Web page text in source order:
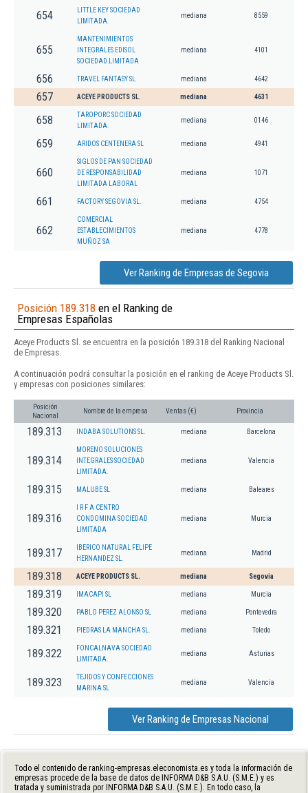
654
LITTLE KEY SOCIEDAD
LIMITADA.
mediana 8559
655
MANTENIMIENTOS
INTEGRALES EDISOL
SOCIEDAD LIMITADA
mediana 4101
656 TRAVEL FANTASY SL mediana 4642
657 ACEYE PRODUCTS SL. mediana 4631
658
TAROPORC SOCIEDAD
LIMITADA.
mediana 0146
659 ARIDOS CENTENERA SL mediana 4941
660
SIGLOS DE PAN SOCIEDAD
DE RESPONSABILIDAD
LIMITADA LABORAL
mediana 1071
661 FACTORY SEGOVIA SL. mediana 4754
662
COMERCIAL
ESTABLECIMIENTOS
MUÑOZ SA
mediana 4778
Ver Ranking de Empresas de Segovia
Posición 189.318 en el Ranking de
Empresas Españolas
Aceye Products Sl. se encuentra en la posición 189.318 del Ranking Nacional
de Empresas.
A continuación podrá consultar la posición en el ranking de Aceye Products Sl.
y empresas con posiciones similares:
Posición
Nacional
Nombre de la empresa Ventas (€) Provincia
189.313 INDABA SOLUTIONS SL. mediana Barcelona
189.314
MORENO SOLUCIONES
INTEGRALES SOCIEDAD
LIMITADA.
mediana Valencia
189.315 MALUBE SL mediana Baleares
189.316
I R F A CENTRO
CONDOMINA SOCIEDAD
LIMITADA
mediana Murcia
189.317
IBERICO NATURAL FELIPE
HERNANDEZ SL.
mediana Madrid
189.318 ACEYE PRODUCTS SL. mediana Segovia
189.319 IMACAPI SL mediana Murcia
189.320 PABLO PEREZ ALONSO SL mediana Pontevedra
189.321 PIEDRAS LA MANCHA SL. mediana Toledo
189.322
FONCALNAVA SOCIEDAD
LIMITADA.
mediana Asturias
189.323
TEJIDOS Y CONFECCIONES
MARINA SL
mediana Valencia
Ver Ranking de Empresas Nacional
Todo el contenido de ranking-empresas.eleconomista.es y toda la información de
empresas procede de la base de datos de INFORMA D&B S.A.U. (S.M.E.) y es
tratada y suministrada por INFORMA D&B S.A.U. (S.M.E.). En todo caso, la